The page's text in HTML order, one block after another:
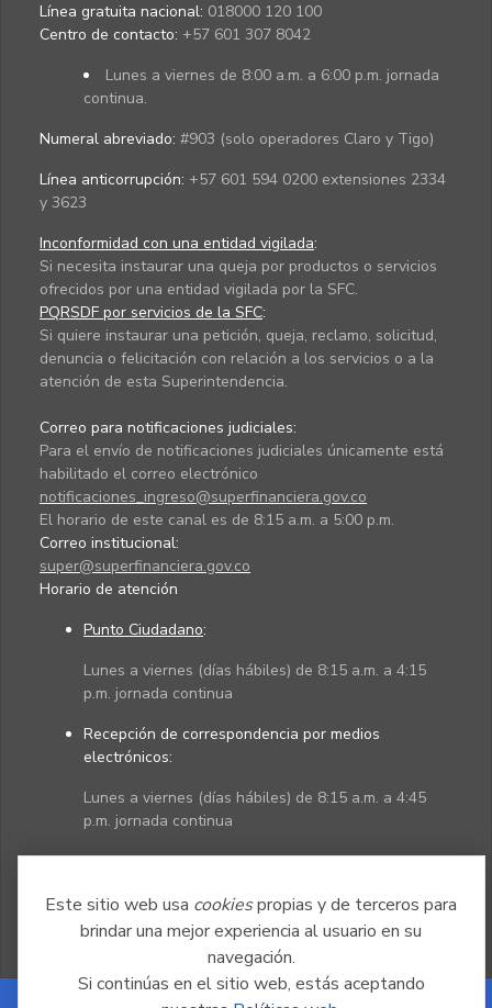
Este sitio web usa cookiespropias y de terceros para
brindar una mejor experiencia al usuario en su
navegación.
Si continúas en el sitio web, estás aceptando
Línea gratuita nacional: 018000 120 100
Centro de contacto: +57 601 307 8042
Lunes a viernes de 8:00 a.m. a 6:00 p.m. jornada
continua.
Numeral abreviado: #903 (solo operadores Claro y Tigo)
Línea anticorrupción: +57 601 594 0200 extensiones 2334
y 3623
Inconformidad con una entidad vigilada:
Si necesita instaurar una queja por productos o servicios
ofrecidos por una entidad vigilada por la SFC.
PQRSDF por servicios de la SFC:
Si quiere instaurar una petición, queja, reclamo, solicitud,
denuncia o felicitación con relación a los servicios o a la
atención de esta Superintendencia.
Correo para notificaciones judiciales:
Para el envío de notificaciones judiciales únicamente está
habilitado el correo electrónico
notificaciones_ingreso@superfinanciera.gov.co
El horario de este canal es de 8:15 a.m. a 5:00 p.m.
Correo institucional:
super@superfinanciera.gov.co
Horario de atención
Punto Ciudadano:
Lunes a viernes (días hábiles) de 8:15 a.m. a 4:15
p.m. jornada continua
Recepción de correspondencia por medios
electrónicos:
Lunes a viernes (días hábiles) de 8:15 a.m. a 4:45
p.m. jornada continua